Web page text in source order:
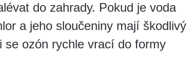
do zahrady. Pokud je voda
a jeho sloučeniny mají škodlivý
se ozón rychle vrací do formy